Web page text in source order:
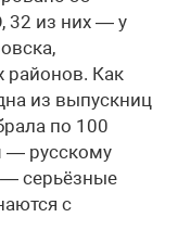
32 из них — у
районов. Как
из выпускниц
по 100
— русскому
серьёзные
с